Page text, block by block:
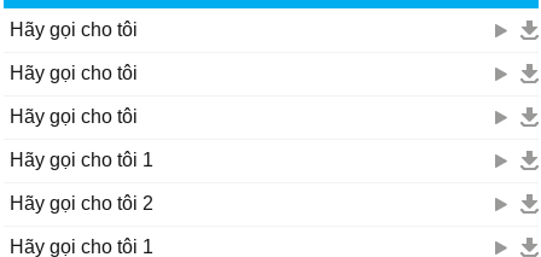
Hãy gọi cho tôi
Hãy gọi cho tôi
Hãy gọi cho tôi
Hãy gọi cho tôi 1
Hãy gọi cho tôi 2
Hãy gọi cho tôi 1